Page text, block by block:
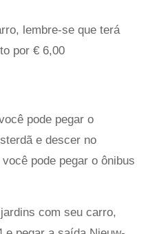
lembre-se que terá
por € 6,00
pode pegar o
e descer no
pode pegar o ônibus
com seu carro,